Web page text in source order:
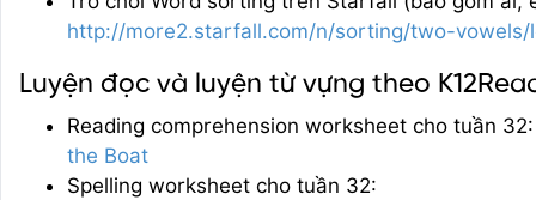
http://more2.starfall.com/n/sorting/two-vowels/
Luyện đọc và luyện từ vựng theo
Reading comprehension worksheet cho tuần
the Boat
Spelling worksheet cho tuần 32: